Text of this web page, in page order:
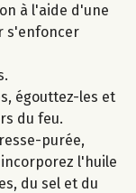
à l'aide d'une
s'enfoncer
égouttez-les et
du feu.
purée,
l'huile
du sel et du